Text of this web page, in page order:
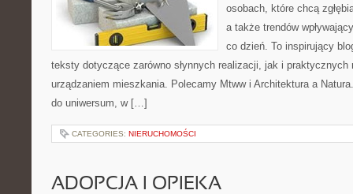
osobach, które chcą
a także trendów
co dzień. To inspirujący
teksty dotyczące zarówno słynnych realizacji, jak i praktycznych
urządzaniem mieszkania. Polecamy Mtww i Architektura a
do uniwersum, w […]
CATEGORIES: NIERUCHOMOŚCI
ADOPCJA I OPIEKA